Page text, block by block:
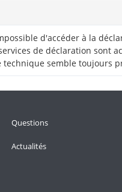
d'accéder à la
de déclaration sont
semble toujours
Questions
Actualités